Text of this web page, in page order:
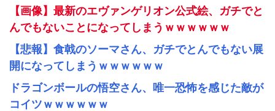
【画像】最新のエヴァンゲリオン公式絵、ガチでと
んでもないことになってしまうｗｗｗｗｗｗ
【悲報】食戟のソーマさん、ガチでとんでもない展
開になってしまうｗｗｗｗｗｗ
ドラゴンボールの悟空さん、唯一恐怖を感じた敵が
コイツｗｗｗｗｗｗ